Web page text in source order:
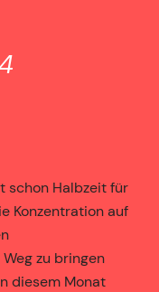
schon Halbzeit für
Konzentration auf
zu bringen
diesem Monat